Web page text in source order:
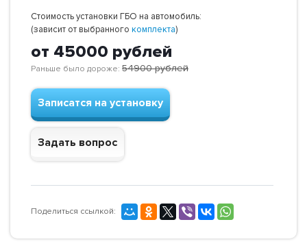
Стоимость установки ГБО на автомобиль:
(зависит от выбранного комплекта)
от 45000 рублей
Раньше было дороже: 54900рублей
Записатся на установку
Задать вопрос
Поделиться ссылкой: